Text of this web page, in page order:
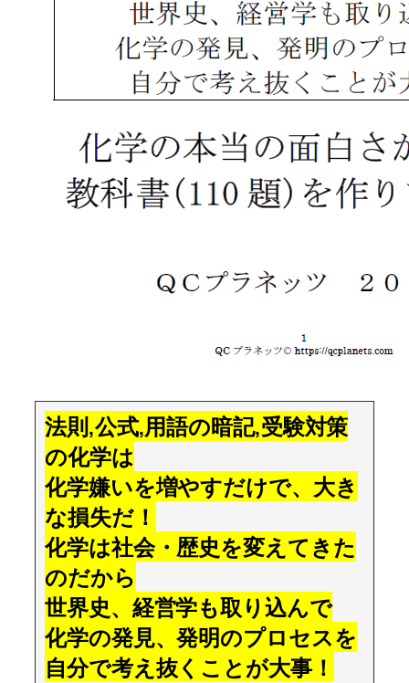
法則,公式,用語の暗記,受験対策
の化学は
化学嫌いを増やすだけで、大き
な損失だ！
化学は社会・歴史を変えてきた
のだから
世界史、経営学も取り込んで
化学の発見、発明のプロセスを
自分で考え抜くことが大事！